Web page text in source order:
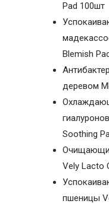
Pad 100шт
Blemish
деревом
Soothing
Vely Lacto
пшеницы